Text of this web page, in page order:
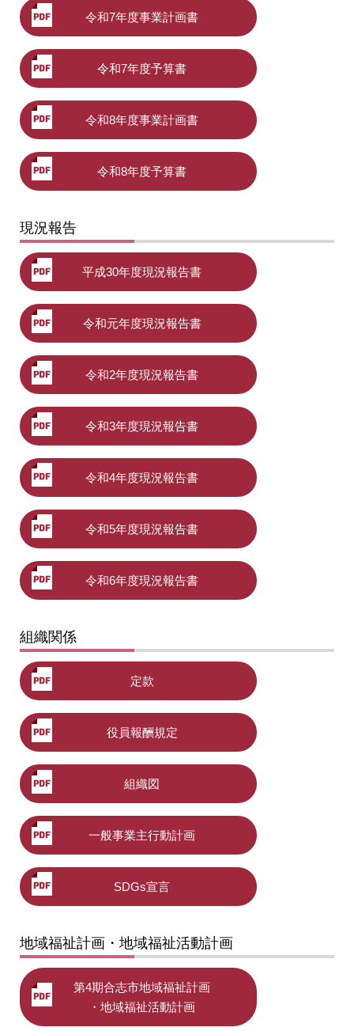
令和7年度事業計画書
令和7年度予算書
令和8年度事業計画書
令和8年度予算書
現況報告
平成30年度現況報告書
令和元年度現況報告書
令和2年度現況報告書
令和3年度現況報告書
令和4年度現況報告書
令和5年度現況報告書
令和6年度現況報告書
組織関係
定款
役員報酬規定
組織図
一般事業主行動計画
SDGs宣言
地域福祉計画・地域福祉活動計画
第4期合志市地域福祉計画
・地域福祉活動計画